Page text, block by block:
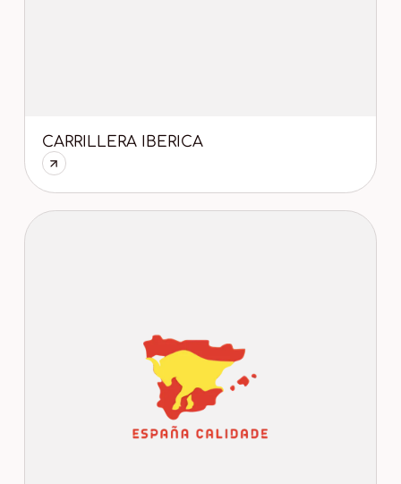
CARRILLERA IBERICA